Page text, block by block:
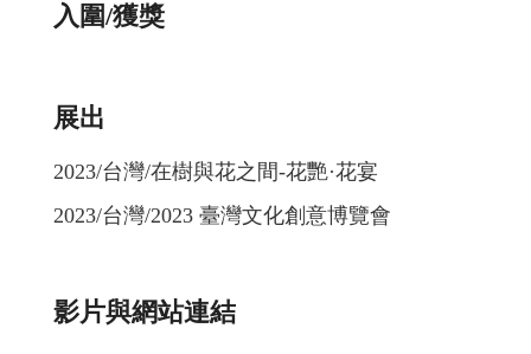
入圍/獲獎
展出
2023/台灣/在樹與花之間-花艷·花宴
2023/台灣/2023 臺灣文化創意博覽會
影片與網站連結